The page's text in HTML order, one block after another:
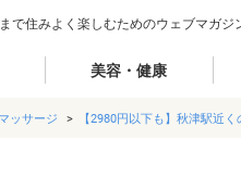
で住みよく楽しむためのウェブマガジ
美容・健康
マッサージ 【2980円以下も】秋津駅近